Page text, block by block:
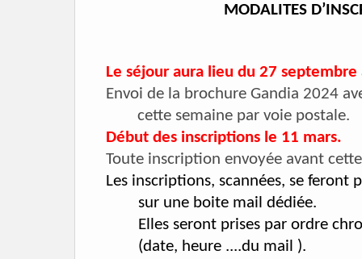
MODALITES
Le séjour aura lieu du 27
Envoi de la brochure Gandia 2024
cette semaine par voie postale.
Début des inscriptions le 11 mars.
Toute inscription envoyée avant
Les inscriptions, scannées, se feront
sur une boite mail dédiée.
Elles seront prises par ordre
(date, heure ....du mail ).